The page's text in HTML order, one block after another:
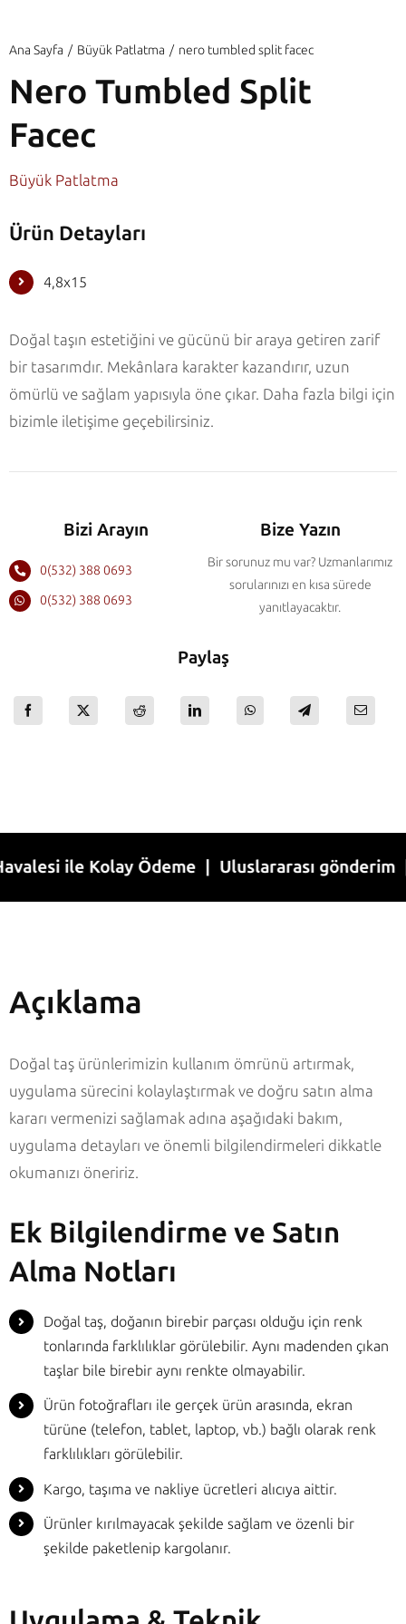
Ana Sayfa Büyük Patlatma nero tumbled split facec
Nero Tumbled Split
Facec
Büyük Patlatma
Ürün Detayları
4,8x15
Doğal taşın estetiğini ve gücünü bir araya getiren zarif
bir tasarımdır. Mekânlara karakter kazandırır, uzun
ömürlü ve sağlam yapısıyla öne çıkar. Daha fazla bilgi için
bizimle iletişime geçebilirsiniz.
Bizi Arayın
0(532) 388 0693
0(532) 388 0693
Bize Yazın
Bir sorunuz mu var? Uzmanlarımız
sorularınızı en kısa sürede
yanıtlayacaktır.
Paylaş
ile Kolay Ödeme | Uluslararası gönderim |
Açıklama
Doğal taş ürünlerimizin kullanım ömrünü artırmak,
uygulama sürecini kolaylaştırmak ve doğru satın alma
kararı vermenizi sağlamak adına aşağıdaki bakım,
uygulama detayları ve önemli bilgilendirmeleri dikkatle
okumanızı öneririz.
Ek Bilgilendirme ve Satın
Alma Notları
Doğal taş, doğanın birebir parçası olduğu için renk
tonlarında farklılıklar görülebilir. Aynı madenden çıkan
taşlar bile birebir aynı renkte olmayabilir.
Ürün fotoğrafları ile gerçek ürün arasında, ekran
türüne (telefon, tablet, laptop, vb.) bağlı olarak renk
farklılıkları görülebilir.
Kargo, taşıma ve nakliye ücretleri alıcıya aittir.
Ürünler kırılmayacak şekilde sağlam ve özenli bir
şekilde paketlenip kargolanır.